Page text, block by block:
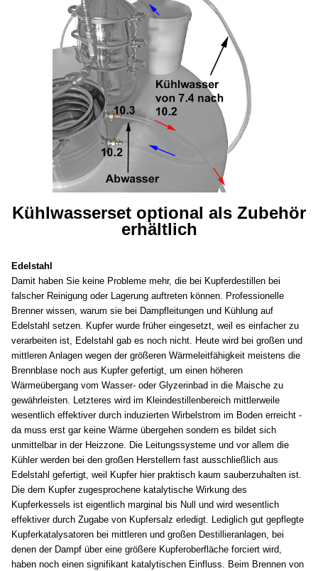
Kühlwasserset optional als Zubehör
erhältlich
Edelstahl
Damit haben Sie keine Probleme mehr, die bei Kupferdestillen bei
falscher Reinigung oder Lagerung auftreten können. Professionelle
Brenner wissen, warum sie bei Dampfleitungen und Kühlung auf
Edelstahl setzen. Kupfer wurde früher eingesetzt, weil es einfacher zu
verarbeiten ist, Edelstahl gab es noch nicht. Heute wird bei großen und
mittleren Anlagen wegen der größeren Wärmeleitfähigkeit meistens die
Brennblase noch aus Kupfer gefertigt, um einen höheren
Wärmeübergang vom Wasser- oder Glyzerinbad in die Maische zu
gewährleisten. Letzteres wird im Kleindestillenbereich mittlerweile
wesentlich effektiver durch induzierten Wirbelstrom im Boden erreicht -
da muss erst gar keine Wärme übergehen sondern es bildet sich
unmittelbar in der Heizzone. Die Leitungssysteme und vor allem die
Kühler werden bei den großen Herstellern fast ausschließlich aus
Edelstahl gefertigt, weil Kupfer hier praktisch kaum sauberzuhalten ist.
Die dem Kupfer zugesprochene katalytische Wirkung des
Kupferkessels ist eigentlich marginal bis Null und wird wesentlich
effektiver durch Zugabe von Kupfersalz erledigt. Lediglich gut gepflegte
Kupferkatalysatoren bei mittleren und großen Destillieranlagen, bei
denen der Dampf über eine größere Kupferoberfläche forciert wird,
haben noch einen signifikant katalytischen Einfluss. Beim Brennen von